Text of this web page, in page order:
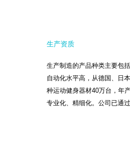
生产资质
生产制造的产品种类主要包
自动化水平高，从德国、日
种运动健身器材40万台，
专业化、精细化。公司已通